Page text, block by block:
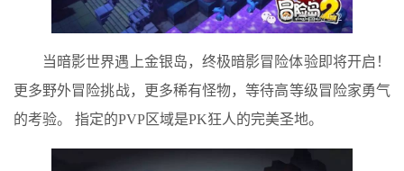
当暗影世界遇上金银岛，终极暗影冒险体验即将开启！
更多野外冒险挑战，更多稀有怪物，等待高等级冒险家勇气
的考验。 指定的PVP区域是PK狂人的完美圣地。